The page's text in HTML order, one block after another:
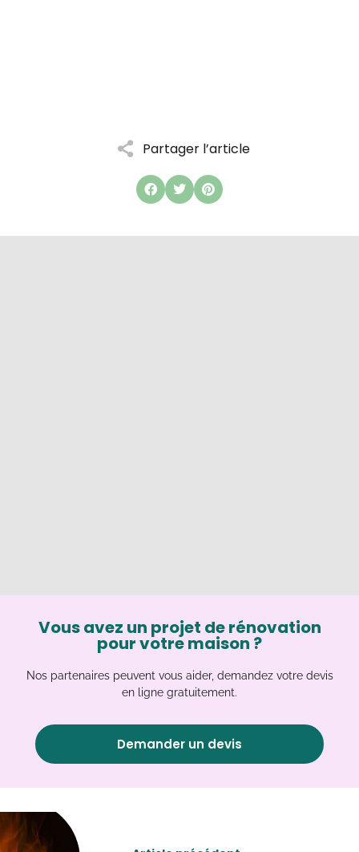
Partager l’article
Vous avez un projet de rénovation
pour votre maison ?
Nos partenaires peuvent vous aider, demandez votre devis
en ligne gratuitement.
Demander un devis